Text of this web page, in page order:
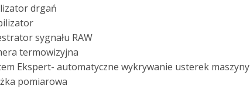
drgań
sygnału RAW
termowizyjna
Ekspert- automatyczne wykrywanie usterek maszyny
pomiarowa